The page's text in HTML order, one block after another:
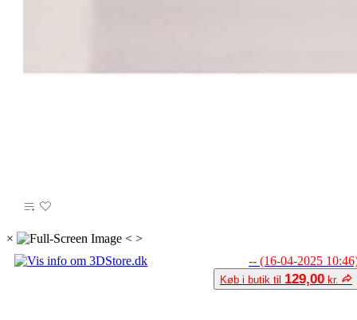
× < >
-- (16-04-2025
Køb i butik til 129,00 kr.